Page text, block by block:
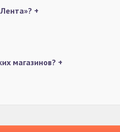
+
магазинов? +